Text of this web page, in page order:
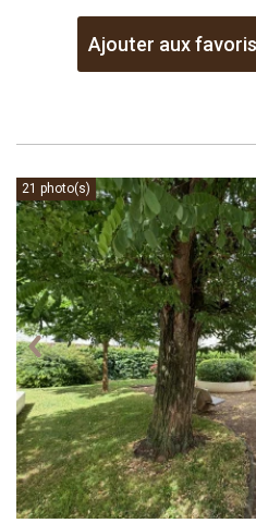
Ajouter aux favoris
21 photo(s)